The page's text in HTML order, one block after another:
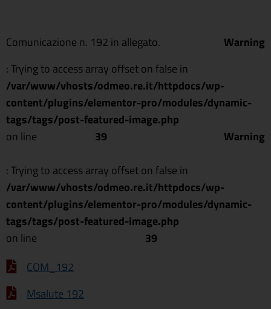
Comunicazione n. 192 in allegato.
Warning
: Trying to access array offset on false in
/var/www/vhosts/odmeo.re.it/httpdocs/wp-
content/plugins/elementor-pro/modules/dynamic-
tags/tags/post-featured-image.php
on line
39 Warning
: Trying to access array offset on false in
/var/www/vhosts/odmeo.re.it/httpdocs/wp-
content/plugins/elementor-pro/modules/dynamic-
tags/tags/post-featured-image.php
on line
39
COM_192
Msalute 192